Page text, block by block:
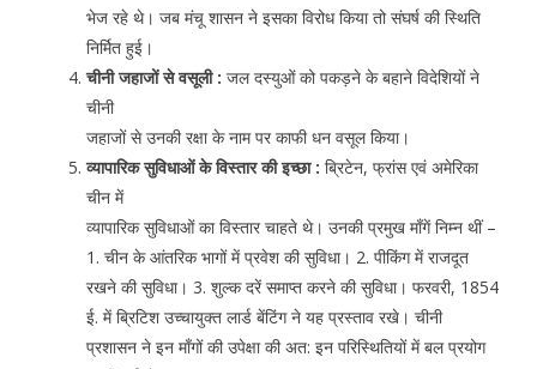
भेज रहे थे। जब मंचू शासन ने इसका विरोध किया तो संघर्ष की स्थिति
निर्मित हुई।
चीनी जहाजों से वसूली : जल दस्युओं को पकड़ने के बहाने विदेशियों ने
चीनी
जहाजों से उनकी रक्षा के नाम पर काफी धन वसूल किया।
व्यापारिक सुविधाओं के विस्तार की इच्छा : ब्रिटेन, फ्रांस एवं अमेरिका
चीन में
व्यापारिक सुविधाओं का विस्तार चाहते थे। उनकी प्रमुख माँगें निम्न थीं –
1. चीन के आंतरिक भागों में प्रवेश की सुविधा। 2. पीकिंग में राजदूत
रखने की सुविधा। 3. शुल्क दरें समाप्त करने की सुविधा। फरवरी, 1854
ई. में ब्रिटिश उच्चायुक्त लार्ड बेंटिंग ने यह प्रस्ताव रखे। चीनी
प्रशासन ने इन माँगों की उपेक्षा की अत: इन परिस्थितियों में बल प्रयोग